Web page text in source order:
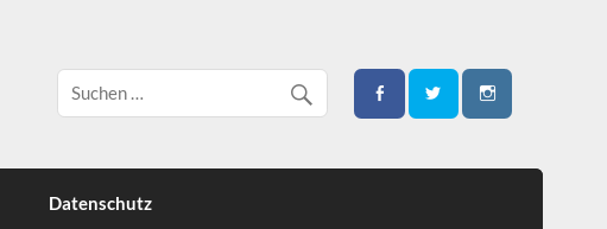
Datenschutz